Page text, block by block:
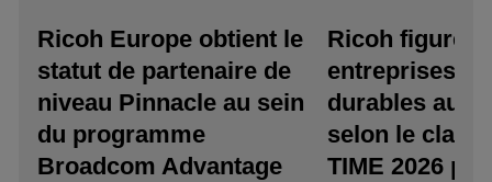
Ricoh Europe obtient le
statut de partenaire de
niveau Pinnacle au sein
du programme
Broadcom Advantage
Ricoh figure
entreprises
durables au
selon le
TIME 2026